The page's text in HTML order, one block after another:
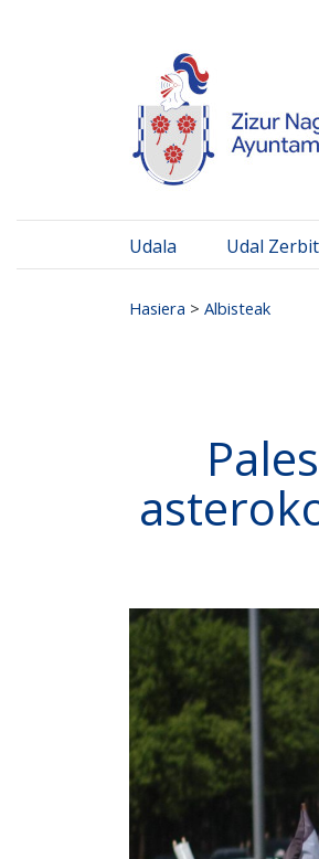
Udala Udal
Hasiera > Albisteak